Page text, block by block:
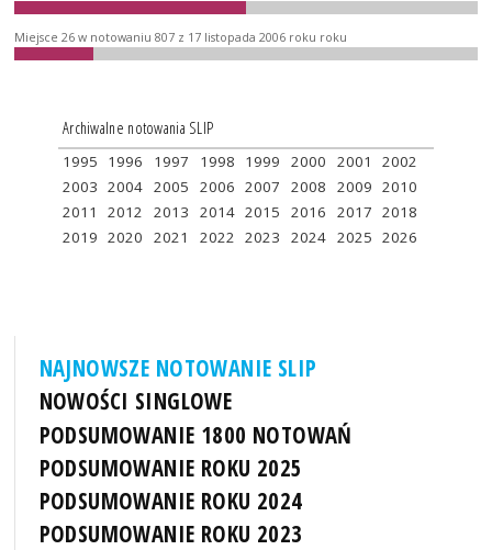
Miejsce 26 w notowaniu 807 z 17 listopada 2006 roku roku
Archiwalne notowania SLIP
1995 1996 1997 1998 1999 2000 2001
2002
2003 2004 2005 2006 2007 2008 2009 2010
2011
2012 2013 2014 2015 2016 2017 2018
2019 2020 2021 2022 2023 2024 2025 2026
NAJNOWSZE NOTOWANIE SLIP
NOWOŚCI SINGLOWE
PODSUMOWANIE 1800 NOTOWAŃ
PODSUMOWANIE ROKU 2025
PODSUMOWANIE ROKU 2024
PODSUMOWANIE ROKU 2023